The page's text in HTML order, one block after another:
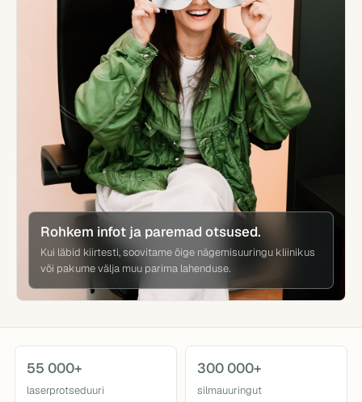
Rohkem infot ja paremad otsused.
Kui läbid kiirtesti, soovitame õige nägemisuuringu kliinikus
või pakume välja muu parima lahenduse.
55 000+
laserprotseduuri
300 000+
silmauuringut